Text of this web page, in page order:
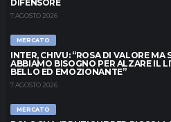
DIFENSORE
7 AGOSTO 2026
MERCATO
INTER, CHIVU: “ROSA DI VALORE MA
ABBIAMO BISOGNO PER ALZARE IL
BELLO ED EMOZIONANTE”
7 AGOSTO 2026
MERCATO